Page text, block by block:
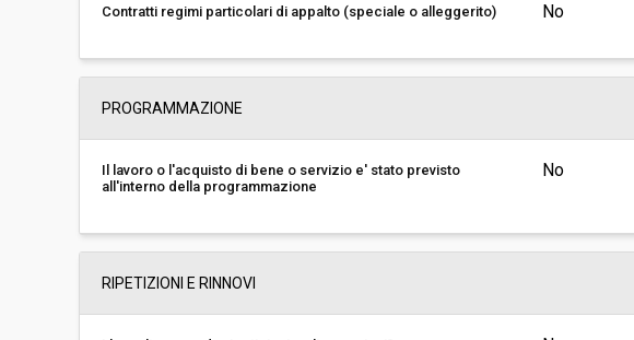
Contratti regimi particolari di appalto (speciale o alleggerito) No
PROGRAMMAZIONE
Il lavoro o l'acquisto di bene o servizio e' stato previsto
all'interno della programmazione
No
RIPETIZIONI E RINNOVI